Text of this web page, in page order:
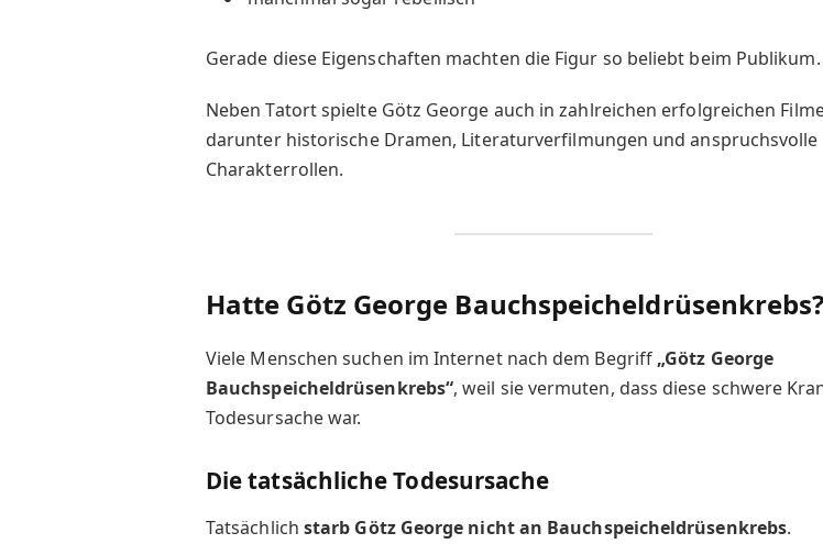
Gerade diese Eigenschaften machten die Figur so beliebt beim Publikum.
Neben Tatort spielte Götz George auch in zahlreichen erfolgreichen
darunter historische Dramen, Literaturverfilmungen und anspruchsvolle
Charakterrollen.
Hatte Götz George Bauchspeicheldrüsenkrebs?
Viele Menschen suchen im Internet nach dem Begriff „Götz George
Bauchspeicheldrüsenkrebs“, weil sie vermuten, dass diese schwere
Todesursache war.
Die tatsächliche Todesursache
Tatsächlich starb Götz George nicht an Bauchspeicheldrüsenkrebs.